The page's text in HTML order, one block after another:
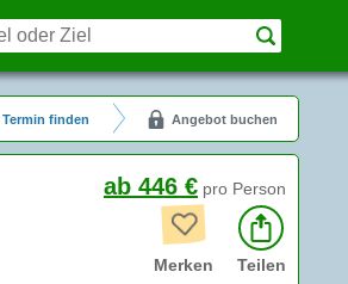
Termin finden Angebot buchen
ab 446 € pro Person
Merken Teilen